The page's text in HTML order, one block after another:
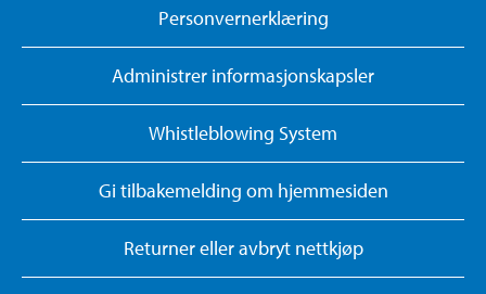
Personvernerklæring
Administrer informasjonskapsler
Whistleblowing System
Gi tilbakemelding om hjemmesiden
Returner eller avbryt nettkjøp